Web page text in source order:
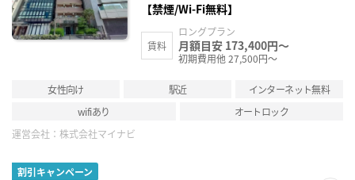
【禁煙/Wi-Fi無料】
賃料
ロングプラン
月額目安 173,400円～
初期費用他 27,500円～
女性向け 駅近
インターネット無料
wifiあり
オートロック
運営会社： 株式会社マイナビ
割引キャンペーン